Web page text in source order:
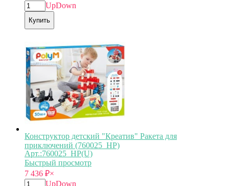
UpDown
Купить
Конструктор детский "Креатив" Ракета для
приключений (760025_HP)
Арт.:760025_HP(U)
Быстрый просмотр
7 436 ₽×
UpDown